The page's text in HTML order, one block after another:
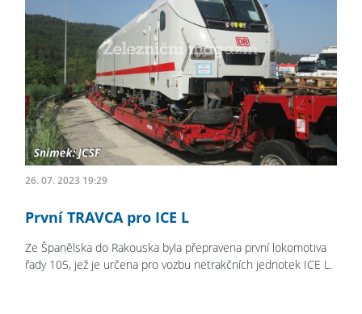
26. 07. 2023 19:29
První TRAVCA pro ICE L
Ze Španělska do Rakouska byla přepravena první lokomotiva
řady 105, jež je určena pro vozbu netrakčních jednotek ICE L.